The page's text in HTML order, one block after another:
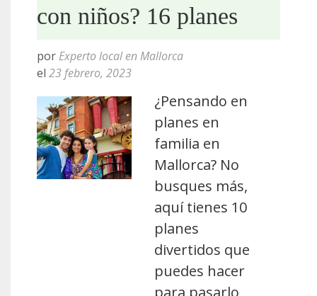
con niños? 16 planes
por Experto local en Mallorca
el 23 febrero, 2023
¿Pensando en
planes en
familia en
Mallorca? No
busques más,
aquí tienes 10
planes
divertidos que
puedes hacer
para pasarlo